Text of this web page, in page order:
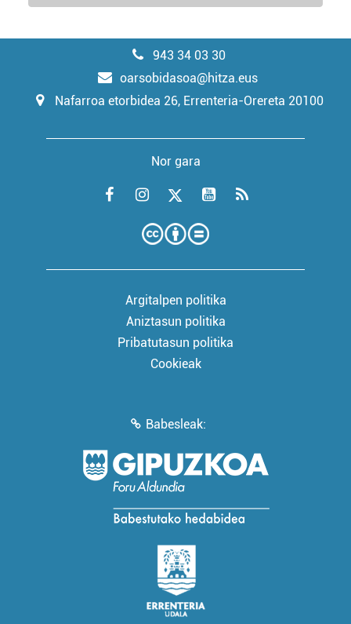
943 34 03 30
oarsobidasoa@hitza.eus
Nafarroa etorbidea 26, Errenteria-Orereta 20100
Nor gara
Argitalpen politika
Aniztasun politika
Pribatutasun politika
Cookieak
Babesleak: